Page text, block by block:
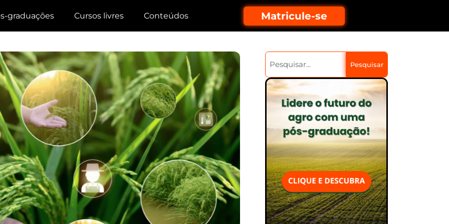
graduações Cursos livres Conteúdos Matricule-se
Pesquisar